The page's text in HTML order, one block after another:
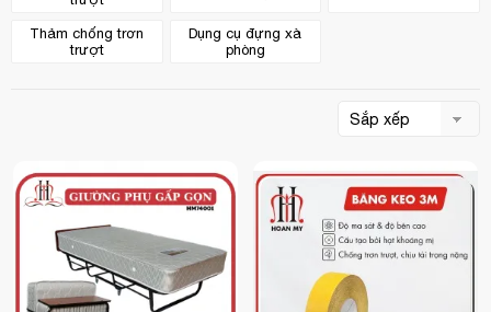
Thảm chống trơn
trượt
Dụng cụ đựng xà
phòng